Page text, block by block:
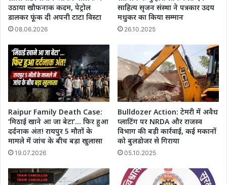
उठाया खौफनाक कदम, पेट्रोल
डालकर फूंक दी अपनी टाटा विस्टा
08.06.2026
साहित्य सृजन संस्था ने पत्रकार उदय
मधुकर का किया सम्मान
26.10.2025
Raipur Family Death Case:
‘मिठाई खाने आ जा बेटा’… फिर हुआ
दर्दनाक अंत! रायपुर 5 मौतों के
मामले में जांच के बीच बड़ा खुलासा
19.07.2026
Bulldozer Action: टेमरी में अवैध
प्लाटिंग पर NRDA और राजस्व
विभाग की बड़ी कार्रवाई, कई मकानों
को बुलडोजर से गिराया
05.10.2025